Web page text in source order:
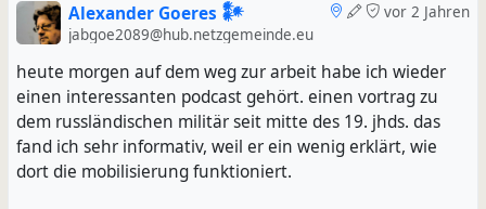
vor 2 Jahren
Alexander Goeres 𒀯
jabgoe2089@hub.netzgemeinde.eu
heute morgen auf dem weg zur arbeit habe ich wieder
einen interessanten podcast gehört. einen vortrag zu
dem russländischen militär seit mitte des 19. jhds. das
fand ich sehr informativ, weil er ein wenig erklärt, wie
dort die mobilisierung funktioniert.